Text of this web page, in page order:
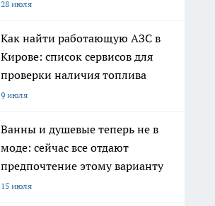
28 июля
Как найти работающую АЗС в
Кирове: список сервисов для
проверки наличия топлива
9 июля
Ванны и душевые теперь не в
моде: сейчас все отдают
предпочтение этому варианту
15 июля